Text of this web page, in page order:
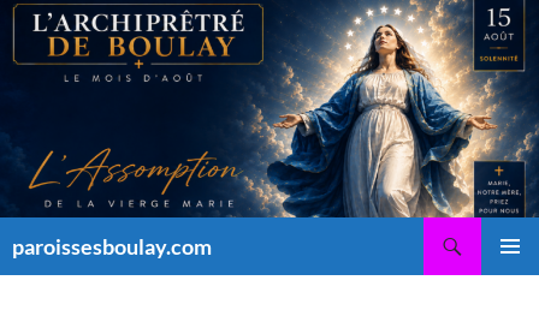
Aller
contenu
paroissesboulay.com